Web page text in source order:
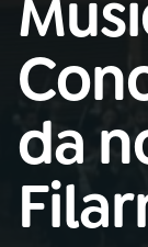
MEC
01INÍCIO
02 A
03
da